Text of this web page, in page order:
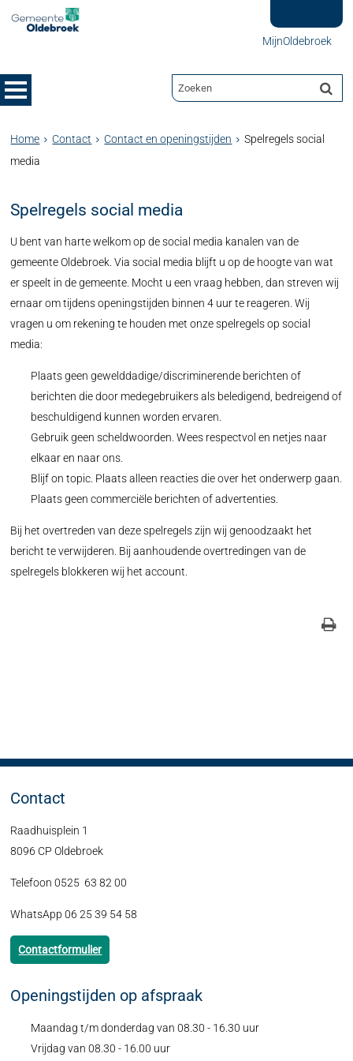
MijnOldebroek
Home Contact Contact en openingstijden
Spelregels social
media
Spelregels social media
U bent van harte welkom op de social media kanalen van de
gemeente Oldebroek. Via social media blijft u op de hoogte van wat
er speelt in de gemeente. Mocht u een vraag hebben, dan streven wij
ernaar om tijdens openingstijden binnen 4 uur te reageren. Wij
vragen u om rekening te houden met onze spelregels op social
media:
Plaats geen gewelddadige/discriminerende berichten of
berichten die door medegebruikers als beledigend, bedreigend of
beschuldigend kunnen worden ervaren.
Gebruik geen scheldwoorden. Wees respectvol en netjes naar
elkaar en naar ons.
Blijf on topic. Plaats alleen reacties die over het onderwerp gaan.
Plaats geen commerciële berichten of advertenties.
Bij het overtreden van deze spelregels zijn wij genoodzaakt het
bericht te verwijderen. Bij aanhoudende overtredingen van de
spelregels blokkeren wij het account.
Contact
Raadhuisplein 1
8096 CP Oldebroek
Telefoon 0525 63 82 00
WhatsApp 06 25 39 54 58
Contactformulier
Openingstijden op afspraak
Maandag t/m donderdag van 08.30 - 16.30 uur
Vrijdag van 08.30 - 16.00 uur